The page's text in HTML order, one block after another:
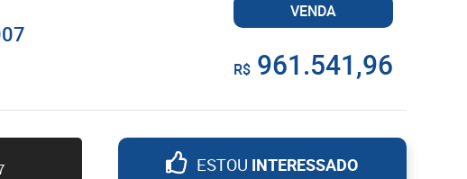
VENDA
R$961.541,96
ESTOU INTERESSADO